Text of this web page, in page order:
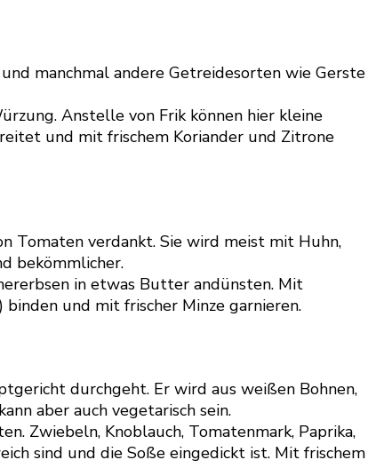
manchmal andere Getreidesorten wie Gerste
Anstelle von Frik können hier kleine
und mit frischem Koriander und Zitrone
Tomaten verdankt. Sie wird meist mit Huhn,
bekömmlicher.
in etwas Butter andünsten. Mit
und mit frischer Minze garnieren.
durchgeht. Er wird aus weißen Bohnen,
aber auch vegetarisch sein.
Zwiebeln, Knoblauch, Tomatenmark, Paprika,
sind und die Soße eingedickt ist. Mit frischem